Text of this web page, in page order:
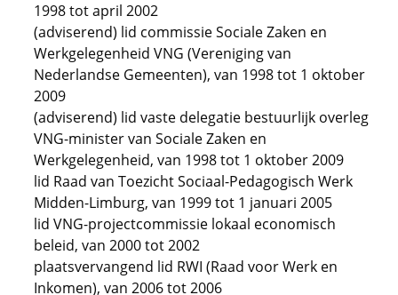
1998 tot april 2002
(adviserend) lid commissie Sociale Zaken en
Werkgelegenheid VNG (Vereniging van
Nederlandse Gemeenten), van 1998 tot 1 oktober
2009
(adviserend) lid vaste delegatie bestuurlijk overleg
VNG-minister van Sociale Zaken en
Werkgelegenheid, van 1998 tot 1 oktober 2009
lid Raad van Toezicht Sociaal-Pedagogisch Werk
Midden-Limburg, van 1999 tot 1 januari 2005
lid VNG-projectcommissie lokaal economisch
beleid, van 2000 tot 2002
plaatsvervangend lid RWI (Raad voor Werk en
Inkomen), van 2006 tot 2006